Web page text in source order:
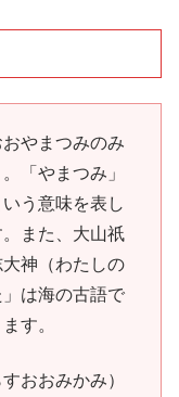
やまつみのみ
「やまつみ」
う意味を表し
また、大山祇
神（わたしの
は海の古語で
す。
おおみかみ）